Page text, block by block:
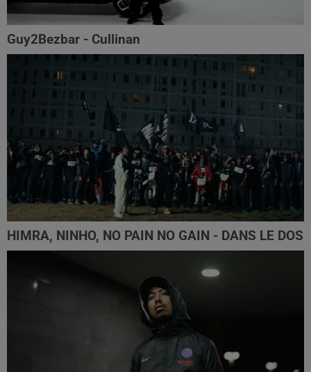
Guy2Bezbar - Cullinan
HIMRA, NINHO, NO PAIN NO GAIN - DANS LE DOS